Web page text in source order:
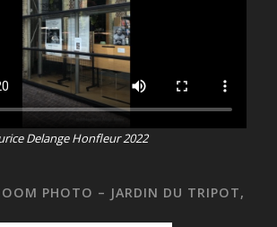
Delange Honfleur 2022
PHOTO – JARDIN DU TRIPOT,